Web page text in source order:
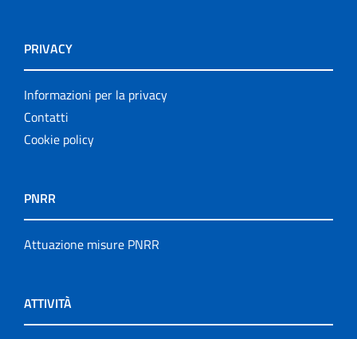
PRIVACY
Informazioni per la privacy
Contatti
Cookie policy
PNRR
Attuazione misure PNRR
ATTIVITÀ